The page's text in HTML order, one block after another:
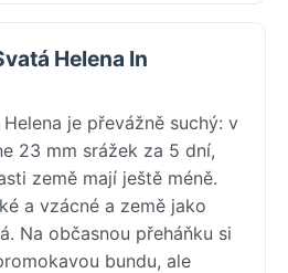
Helena In
je převážně suchý: v
23 mm srážek za 5 dní,
země mají ještě méně.
a vzácné a země jako
Na občasnou přeháňku si
bundu, ale